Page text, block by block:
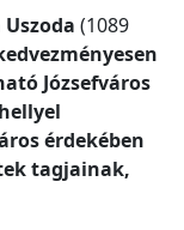
(1089
Józsefváros
érdekében
tagjainak,